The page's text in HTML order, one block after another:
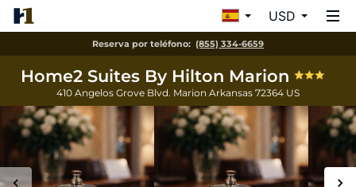
USD
Reserva por teléfono: (855) 334-6659
Home2 Suites By Hilton Marion
410 Angelos Grove Blvd. Marion Arkansas 72364 US